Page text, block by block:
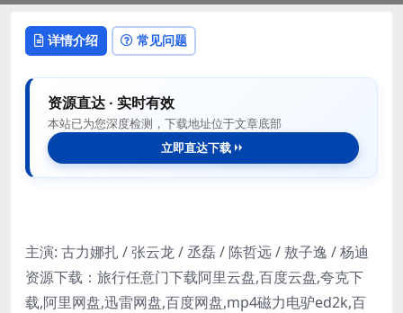
详情介绍 常见问题
资源直达 · 实时有效
本站已为您深度检测，下载地址位于文章底部
立即直达下载
主演: 古力娜扎 / 张云龙 / 丞磊 / 陈哲远 / 敖子逸 / 杨迪
资源下载：旅行任意门下载阿里云盘,百度云盘,夸克下
载,阿里网盘,迅雷网盘,百度网盘,mp4磁力电驴ed2k,百